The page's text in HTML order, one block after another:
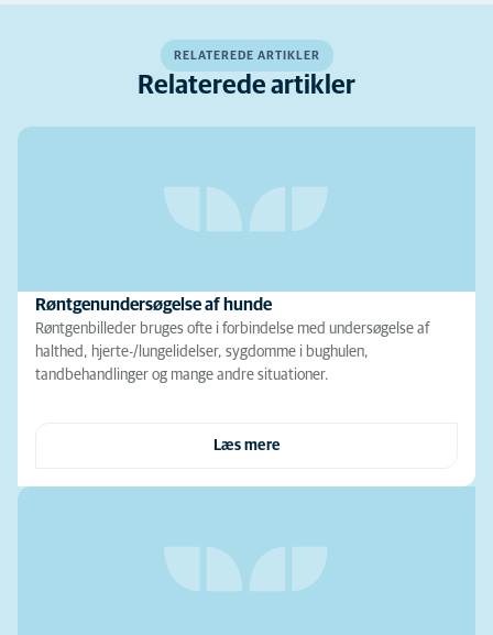
RELATEREDE ARTIKLER
Relaterede artikler
Røntgenundersøgelse af hunde
Røntgenbilleder bruges ofte i forbindelse med undersøgelse af
halthed, hjerte-/lungelidelser, sygdomme i bughulen,
tandbehandlinger og mange andre situationer.
Læs mere